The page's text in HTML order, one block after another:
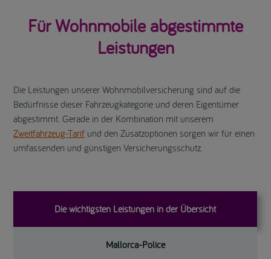
Für Wohnmobile abgestimmte
Leistungen
Die Leistungen unserer Wohnmobilversicherung sind auf die
Bedürfnisse dieser Fahrzeugkategorie und deren Eigentümer
abgestimmt. Gerade in der Kombination mit unserem
Zweitfahrzeug-Tarif und den Zusatzoptionen sorgen wir für einen
umfassenden und günstigen Versicherungsschutz.
Die wichtigsten Leistungen in der Übersicht
Mallorca-Police